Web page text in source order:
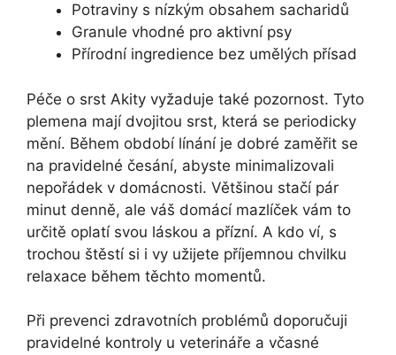
Potraviny s nízkým obsahem sacharidů
Granule vhodné pro aktivní psy
Přírodní ingredience bez umělých přísad
Péče o srst Akity vyžaduje také pozornost. Tyto
plemena mají dvojitou srst, která se periodicky
mění. Během období línání je dobré zaměřit se
na pravidelné česání, abyste minimalizovali
nepořádek v domácnosti. Většinou stačí pár
minut denně, ale váš domácí mazlíček vám to
určitě oplatí svou láskou a přízní. A kdo ví, s
trochou štěstí si i vy užijete příjemnou chvilku
relaxace během těchto momentů.
Při prevenci zdravotních problémů doporučuji
pravidelné kontroly u veterináře a včasné